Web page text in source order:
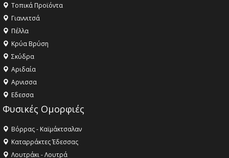
Τοπικά Προϊόντα
Γιαννιτσά
Πέλλα
Κρύα Βρύση
Σκύδρα
Αριδαία
Aρνισσα
Eδεσσα
Φυσικές Ομορφιές
Βόρρας - Καϊμάκτσαλαν
Καταρράκτες Έδεσσας
Λουτράκι - Λουτρά